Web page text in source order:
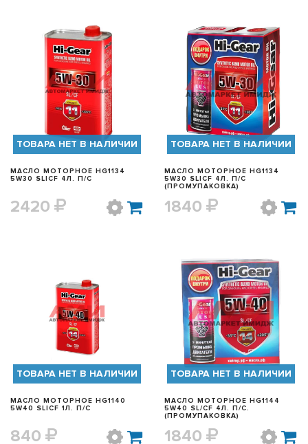
БЫСТРЫЙ ПРОСМОТР
ТОВАРА НЕТ В НАЛИЧИИ
МАСЛО МОТОРНОЕ HG1134
5W30 SL|CF 4Л. П/С
2420
БЫСТРЫЙ ПРОСМОТР
ТОВАРА НЕТ В НАЛИЧИИ
МАСЛО МОТОРНОЕ HG1134
5W30 SL|CF 4Л. П/С
(ПРОМУПАКОВКА)
1840
БЫСТРЫЙ ПРОСМОТР
ТОВАРА НЕТ В НАЛИЧИИ
МАСЛО МОТОРНОЕ HG1140
5W40 SL|CF 1Л. П/С
840
БЫСТРЫЙ ПРОСМОТР
ТОВАРА НЕТ В НАЛИЧИИ
МАСЛО МОТОРНОЕ HG1144
5W40 SL/CF 4Л. П/С.
(ПРОМУПАКОВКА)
1840